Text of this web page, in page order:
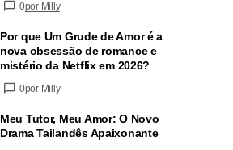
0por Milly
Por que Um Grude de Amor é a
nova obsessão de romance e
mistério da Netflix em 2026?
0por Milly
Meu Tutor, Meu Amor: O Novo
Drama Tailandês Apaixonante